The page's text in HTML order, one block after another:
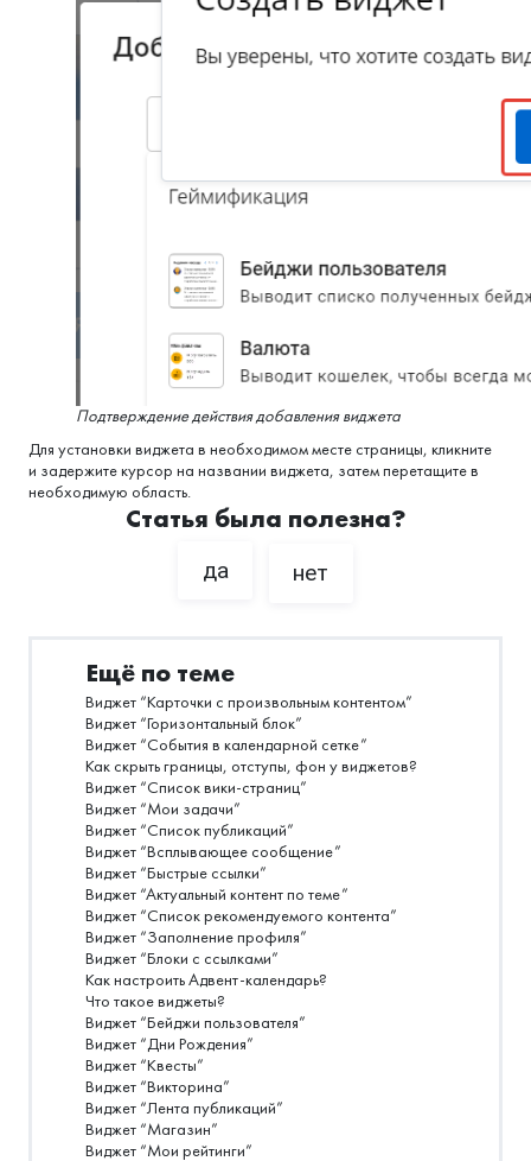
Подтверждение действия добавления виджета
Для установки виджета в необходимом месте страницы, кликните
и задержите курсор на названии виджета, затем перетащите в
необходимую область.
Статья была полезна?
да нет
Ещё по теме
Виджет “Карточки с произвольным контентом”
Виджет “Горизонтальный блок”
Виджет “События в календарной сетке”
Как скрыть границы, отступы, фон у виджетов?
Виджет “Список вики-страниц”
Виджет “Мои задачи”
Виджет “Список публикаций”
Виджет “Всплывающее сообщение”
Виджет “Быстрые ссылки”
Виджет “Актуальный контент по теме”
Виджет “Список рекомендуемого контента”
Виджет “Заполнение профиля”
Виджет “Блоки с ссылками”
Как настроить Адвент-календарь?
Что такое виджеты?
Виджет “Бейджи пользователя”
Виджет “Дни Рождения”
Виджет “Квесты”
Виджет “Викторина”
Виджет “Лента публикаций”
Виджет “Магазин”
Виджет “Мои рейтинги”